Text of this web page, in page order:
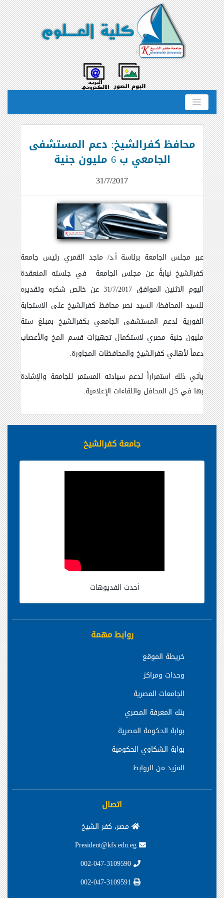
محافظ كفرالشيخ: دعم المستشفى
الجامعي ب 6 مليون جنية
31/7/2017
عبر مجلس الجامعة برئاسة أ.د/ ماجد القمري رئيس جامعة
كفرالشيخ نيابةً عن مجلس الجامعة في جلسته المنعقدة
اليوم الاثنين الموافق 31/7/2017 عن خالص شكره وتقديره
للسيد المحافظ/ السيد نصر محافظ كفرالشيخ على الاستجابة
الفورية لدعم المستشفى الجامعي بكفرالشيخ بمبلغ ستة
مليون جنية مصري لاستكمال تجهيزات قسم المخ والأعصاب
دعماً لأهالي كفرالشيخ والمحافظات المجاورة.
يأتي ذلك استمراراً لدعم سيادته المستمر للجامعة والإشادة
بها في كل المحافل واللقاءات الإعلامية.
جامعة كفرالشيخ
أحدث الفديوهات
روابط مهمة
خريطة الموقع
وحدات ومراكز
الجامعات المصرية
بنك المعرفة المصري
بوابة الحكومة المصرية
بوابة الشكاوي الحكومية
المزيد من الروابط
اتصال
مصر، كفر الشيخ